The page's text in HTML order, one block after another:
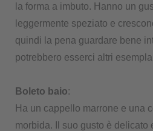
la forma a imbuto. Hanno un
leggermente speziato e
quindi la pena guardare bene
potrebbero esserci altri
Boleto baio:
Ha un cappello marrone e una
morbida. Il suo gusto è delicato